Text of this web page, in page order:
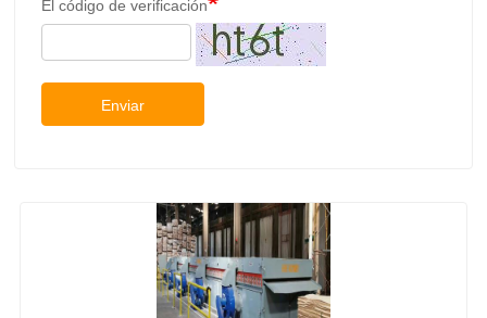
El código de verificación
Enviar